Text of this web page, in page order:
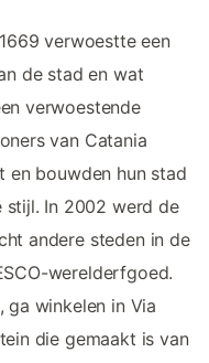
verwoestte een
de stad en wat
verwoestende
van Catania
en bouwden hun stad
stijl. In 2002 werd de
andere steden in de
werelderfgoed.
winkelen in Via
die gemaakt is van